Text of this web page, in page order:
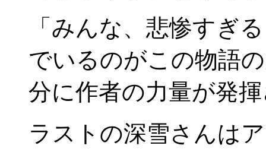
「みんな、悲惨すぎ
でいるのがこの物語
分に作者の力量が発
ラストの深雪さんは